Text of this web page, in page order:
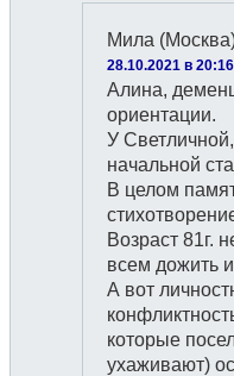
Мила
28.10.2021 в 20:16
Алина,
ориентации.
У
начальной
В целом
Возраст 81г.
всем дожить
А вот
которые
ухаживают)